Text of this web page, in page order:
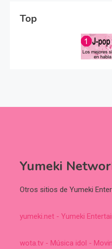
Top
Yumeki
Otros sitios de Yumeki
yumeki.net - Yumeki
wota.tv - Música idol -